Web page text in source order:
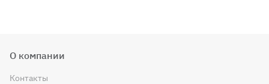
О компании
Контакты